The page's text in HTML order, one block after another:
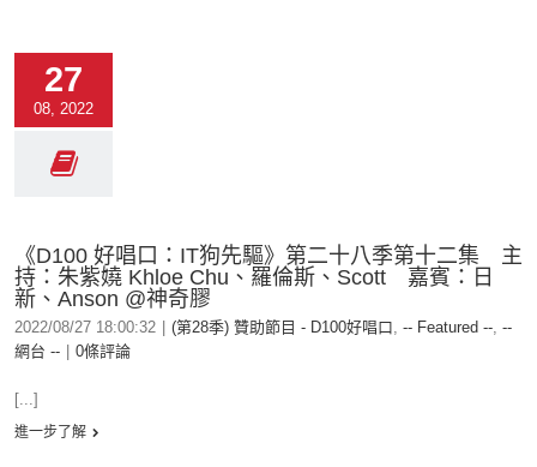
27
08, 2022
《D100 好唱口：IT狗先驅》第二十八季第十二集 主
持：朱紫嬈 Khloe Chu、羅倫斯、Scott 嘉賓：日
新、Anson @神奇膠
2022/08/27 18:00:32 (第28季) 贊助節目 - D100好唱口, -- Featured --, --
網台 --
0條評論
[...]
進一步了解